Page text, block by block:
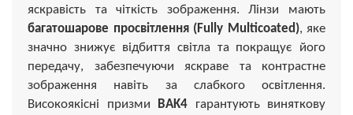
яскравість та чіткість зображення. Лінзи мають
багатошарове просвітлення (Fully Multicoated), яке
значно знижує відбиття світла та покращує його
передачу, забезпечуючи яскраве та контрастне
зображення навіть за слабкого освітлення.
Високоякісні призми
BAK4 гарантують виняткову